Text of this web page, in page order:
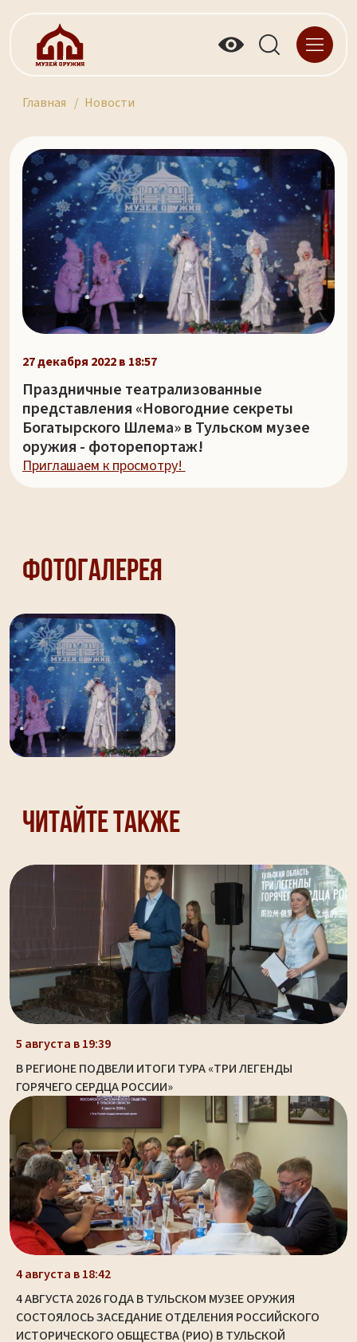
Главная Новости
27 декабря 2022 в 18:57
Праздничные театрализованные
представления «Новогодние секреты
Богатырского Шлема» в Тульском музее
оружия - фоторепортаж!
Приглашаем к просмотру!
Фотогалерея
Читайте также
5 августа в 19:39
В РЕГИОНЕ ПОДВЕЛИ ИТОГИ ТУРА «ТРИ ЛЕГЕНДЫ
ГОРЯЧЕГО СЕРДЦА РОССИИ»
4 августа в 18:42
4 АВГУСТА 2026 ГОДА В ТУЛЬСКОМ МУЗЕЕ ОРУЖИЯ
СОСТОЯЛОСЬ ЗАСЕДАНИЕ ОТДЕЛЕНИЯ РОССИЙСКОГО
ИСТОРИЧЕСКОГО ОБЩЕСТВА (РИО) В ТУЛЬСКОЙ